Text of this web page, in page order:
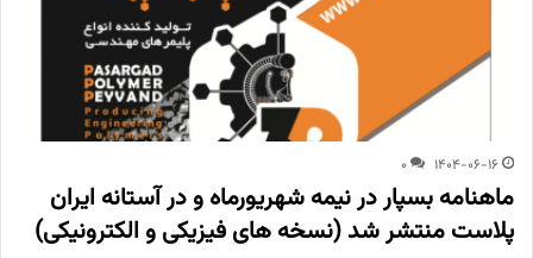
1404-06-16
0
ماهنامه بسپار در نیمه شهریورماه و در آستانه ایران
پلاست منتشر شد (نسخه های فیزیکی و الکترونیکی)